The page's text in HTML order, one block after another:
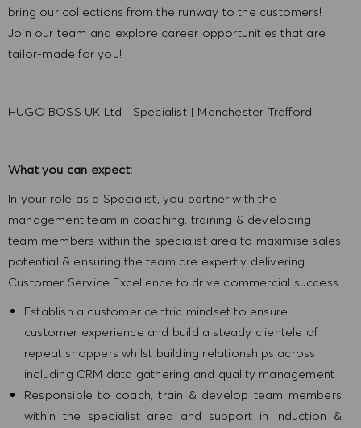
bring our collections from the runway to the customers!
Join our team and explore career opportunities that are
tailor-made for you!
HUGO BOSS UK Ltd | Specialist | Manchester Trafford
What you can expect:
In your role as a Specialist, you partner with the
management team in coaching, training & developing
team members within the specialist area to maximise sales
potential & ensuring the team are expertly delivering
Customer Service Excellence to drive commercial success.
Establish a customer centric mindset to ensure
customer experience and build a steady clientele of
repeat shoppers whilst building relationships across
including CRM data gathering and quality management
Responsible to coach, train & develop team members
within the specialist area and support in induction &